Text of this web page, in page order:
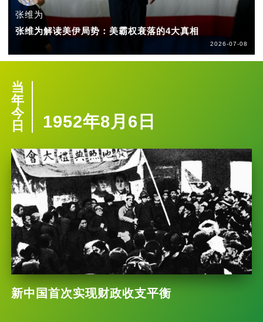
张维为
张维为解读美伊局势：美霸权衰落的4大真相
2026-07-08
当
年
今
日
1952年8月6日
新中国首次实现财政收支平衡